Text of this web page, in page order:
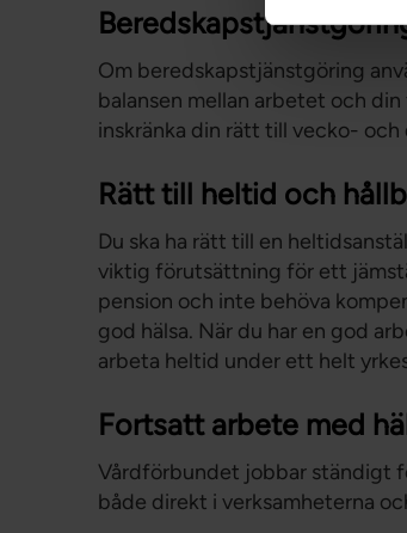
Om beredskapstjänstgöring
balansen mellan arbetet och
inskränka din rätt till vecko- och
Rätt till heltid och
Du ska ha rätt till en
viktig förutsättning för ett
pension och inte behöva
god hälsa. När du har en god
arbeta heltid under ett helt
Fortsatt arbete med
Vårdförbundet jobbar ständigt
både direkt i verksamheterna